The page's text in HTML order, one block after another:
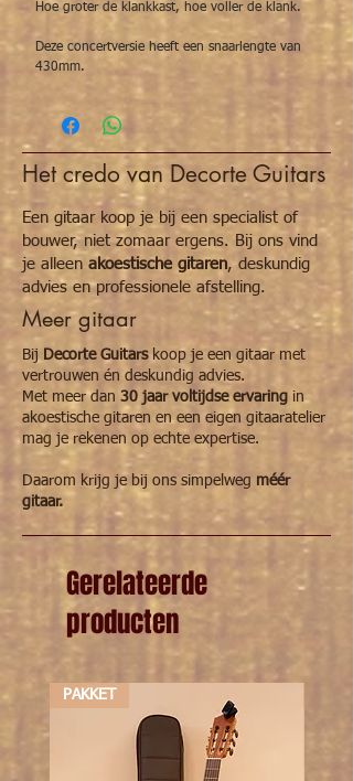
Hoe groter de klankkast, hoe voller de klank.
Deze concertversie heeft een snaarlengte van
430mm.
Het credo van Decorte Guitars
Een gitaar koop je bij een specialist of
bouwer, niet zomaar ergens. Bij ons vind
je alleen akoestische gitaren, deskundig
advies en professionele afstelling.
Meer gitaar
Bij Decorte Guitarskoop je een gitaar met
vertrouwen én deskundig advies.
Met meer dan 30 jaar voltijdse ervaring in
akoestische gitaren en een eigen gitaaratelier
mag je rekenen op echte expertise.
Daarom krijg je bij ons simpelweg méér
gitaar.
Gerelateerde
producten
PAKKET